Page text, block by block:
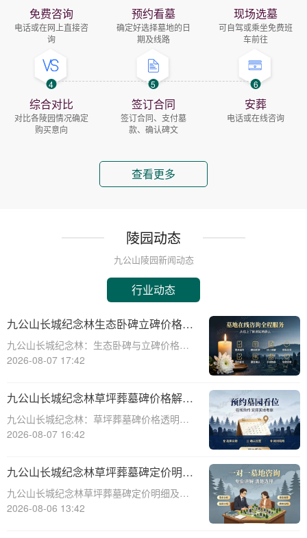
免费咨询
电话或在网上直接咨
询
预约看墓
确定好选择墓地的日
期及线路
现场选墓
可自驾或乘坐免费班
车前往
4
综合对比
对比各陵园情况确定
购买意向
5
签订合同
签订合同、支付墓
款、确认碑文
6
安葬
电话或在线咨询
查看更多
陵园动态
九公山陵园新闻动态
行业动态
九公山长城纪念林生态卧碑立碑价格表
详解及活动期赠安葬配套福利解析
九公山长城纪念林：生态卧碑与立碑价格及
活动期赠送配套服务全解析☎ 九公山陵园电
地，九公山长城纪念林凭借其得天独厚的地
理位置和优越的自然环境，成为众
2026-08-07 17:42
九公山长城纪念林草坪葬墓碑价格解析
及赠予绿植养护服务详解
九公山长城纪念林：草坪葬墓碑价格透明，
赠送绿植养护服务☎ 九公山陵园电话:400-
纪念林地之一，致力于为逝者提供环保、庄
重的安葬选择。草坪葬墓碑作为一种
2026-08-07 16:42
九公山长城纪念林草坪葬墓碑定价明细
活动赠绿植养护服务详解
九公山长城纪念林草坪葬墓碑定价明细及活
动赠绿植养护服务详解☎ 九公山陵园电
2026-08-06 13:42